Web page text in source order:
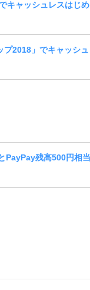
キャッシュレスはじめ
2018」でキャッシュ
PayPay残高500円相